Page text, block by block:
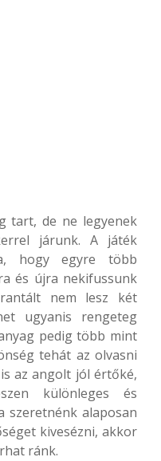
tart, de ne legyenek
járunk. A játék
hogy egyre több
és újra nekifussunk
nem lesz két
ugyanis rengeteg
pedig több mint
tehát az olvasni
az angolt jól értőké,
különleges és
szeretnénk alaposan
kivesézni, akkor
ránk.